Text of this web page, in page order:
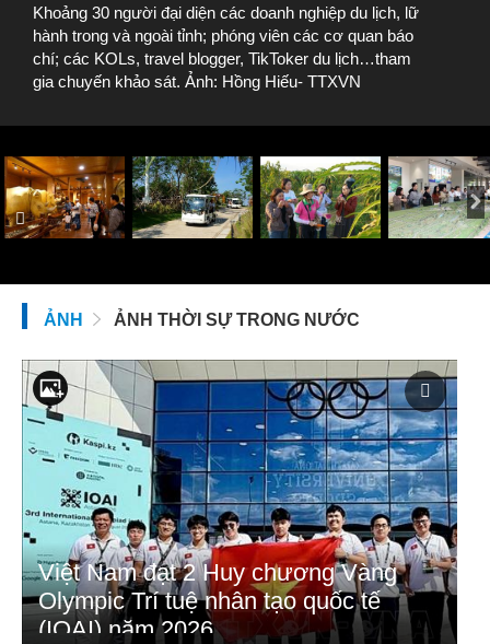
Khoảng 30 người đại diện các doanh nghiệp du lịch, lữ
hành trong và ngoài tỉnh; phóng viên các cơ quan báo
chí; các KOLs, travel blogger, TikToker du lịch…tham
gia chuyến khảo sát. Ảnh: Hồng Hiếu- TTXVN
ẢNH ẢNH THỜI SỰ TRONG NƯỚC
Việt Nam đạt 2 Huy chương Vàng
Olympic Trí tuệ nhân tạo quốc tế
(IOAI) năm 2026